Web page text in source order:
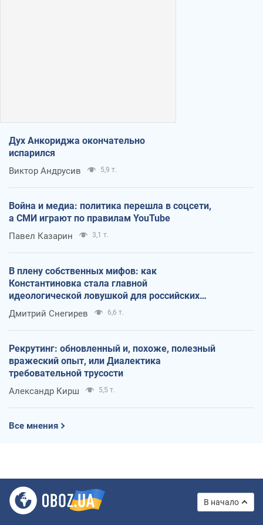
Дух Анкориджа окончательно
испарился
Виктор Андрусив 5,9 т.
Война и медиа: политика перешла в соцсети,
а СМИ играют по правилам YouTube
Павел Казарин 3,1 т.
В плену собственных мифов: как
Константиновка стала главной
идеологической ловушкой для российских
оккупантов
Дмитрий Снегирев 6,6 т.
Рекрутинг: обновленный и, похоже, полезный
вражеский опыт, или Диалектика
требовательной трусости
Александр Кирш 5,5 т.
Все мнения
В начало